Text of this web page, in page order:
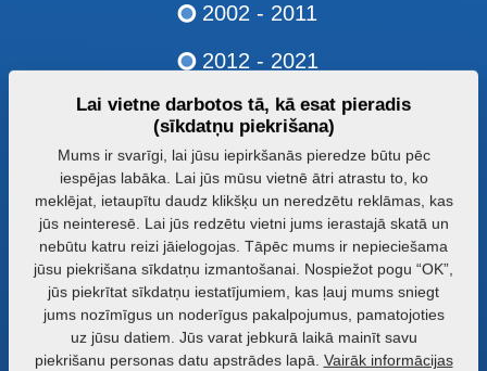
2002 - 2011
2012 - 2021
2022 - současnost
Lai vietne darbotos tā, kā esat pieradis
(sīkdatņu piekrišana)
Mums ir svarīgi, lai jūsu iepirkšanās pieredze būtu pēc
iespējas labāka. Lai jūs mūsu vietnē ātri atrastu to, ko
meklējat, ietaupītu daudz klikšķu un neredzētu reklāmas, kas
jūs neinteresē. Lai jūs redzētu vietni jums ierastajā skatā un
nebūtu katru reizi jāielogojas. Tāpēc mums ir nepieciešama
jūsu piekrišana sīkdatņu izmantošanai. Nospiežot pogu “OK”,
jūs piekrītat sīkdatņu iestatījumiem, kas ļauj mums sniegt
jums nozīmīgus un noderīgus pakalpojumus, pamatojoties
uz jūsu datiem. Jūs varat jebkurā laikā mainīt savu
piekrišanu personas datu apstrādes lapā. Vairāk informācijas